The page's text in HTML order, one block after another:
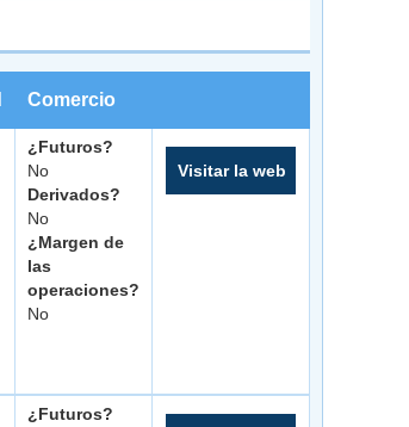
Comercio
¿Futuros?
No
Derivados?
No
¿Margen de
las
operaciones?
No
Visitar la web
¿Futuros?